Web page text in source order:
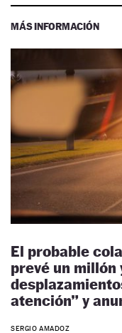
MÁS INFORMACIÓN
El probable
prevé un millón
atención” y
SERGIO AMADOZ